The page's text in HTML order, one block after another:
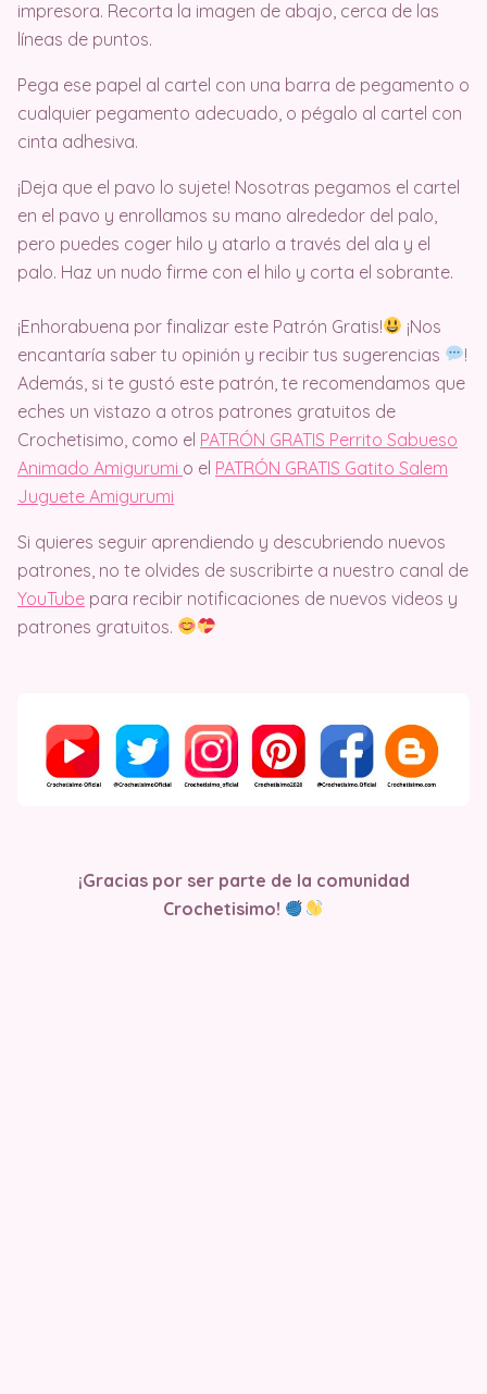
impresora. Recorta la imagen de abajo, cerca de las
líneas de puntos.
Pega ese papel al cartel con una barra de pegamento o
cualquier pegamento adecuado, o pégalo al cartel con
cinta adhesiva.
¡Deja que el pavo lo sujete! Nosotras pegamos el cartel
en el pavo y enrollamos su mano alrededor del palo,
pero puedes coger hilo y atarlo a través del ala y el
palo. Haz un nudo firme con el hilo y corta el sobrante.
¡Enhorabuena por finalizar este Patrón Gratis!
¡Nos
encantaría saber tu opinión y recibir tus sugerencias
!
Además, si te gustó este patrón, te recomendamos que
eches un vistazo a otros patrones gratuitos de
Crochetisimo, como el PATRÓN GRATIS Perrito Sabueso
Animado Amigurumi o el PATRÓN GRATIS Gatito Salem
Juguete Amigurumi
Si quieres seguir aprendiendo y descubriendo nuevos
patrones, no te olvides de suscribirte a nuestro canal de
YouTube para recibir notificaciones de nuevos videos y
patrones gratuitos.
¡Gracias por ser parte de la comunidad
Crochetisimo!